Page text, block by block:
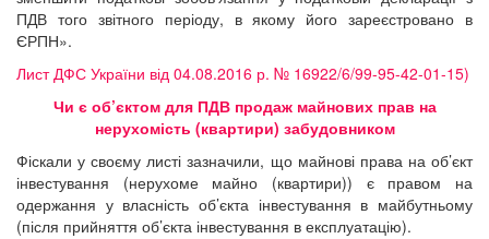
ПДВ того звітного періоду, в якому його зареєстровано в
ЄРПН».
Лист ДФС України від 04.08.2016 р. № 16922/6/99-95-42-01-15)
Чи є об’єктом для ПДВ продаж майнових прав на
нерухомість (квартири) забудовником
Фіскали у своєму листі зазначили, що майнові права на об’єкт
інвестування (нерухоме майно (квартири)) є правом на
одержання у власність об’єкта інвестування в майбутньому
(після прийняття об’єкта інвестування в експлуатацію).